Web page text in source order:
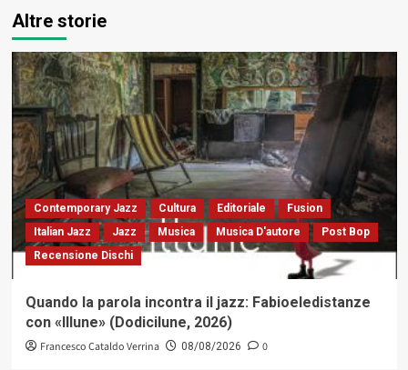
Altre storie
Contemporary Jazz Cultura Editoriale
Fusion
Italian Jazz
Jazz Musica Musica D'autore
Post Bop
Recensione Dischi
Quando la parola incontra il jazz: Fabioeledistanze
con «Illune» (Dodicilune, 2026)
Francesco Cataldo Verrina 08/08/2026 0